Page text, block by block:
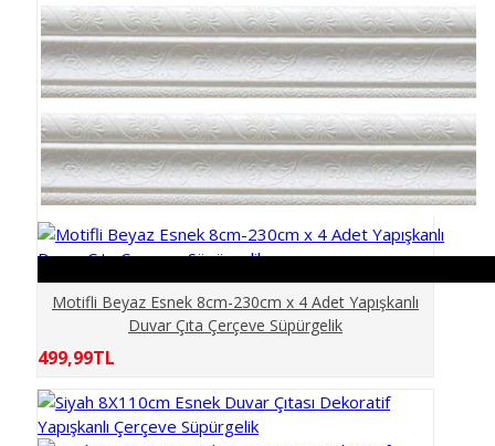
DİNİ
DOĞA
ELİT MODERN 5D
GÖKYÜZÜ
HARİTA OFİS
Motifli Beyaz Esnek 8cm-230cm x 4 Adet Yapışkanlı
Duvar Çıta Çerçeve Süpürgelik
499,99TL